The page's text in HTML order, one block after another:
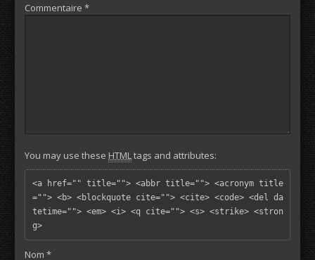
Commentaire *
You may use these HTMLtags and attributes:
<a href="" title=""> <abbr title=""> <acronym title
=""> <b> <blockquote cite=""> <cite> <code> <del da
tetime=""> <em> <i> <q cite=""> <s> <strike> <stron
g>
Nom *